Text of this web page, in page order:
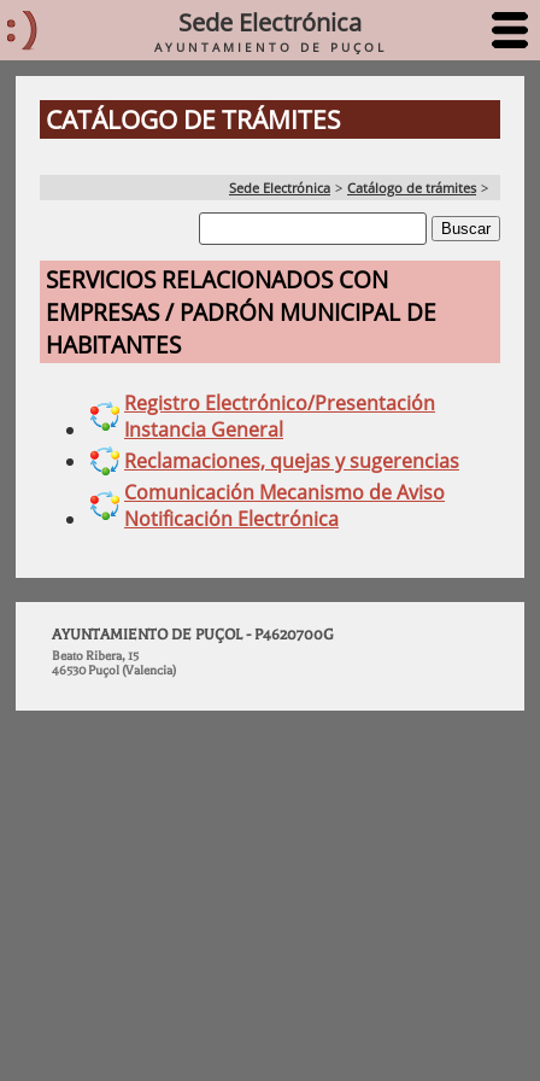
Sede Electrónica
AYUNTAMIENTO DE PUÇOL
CATÁLOGO DE TRÁMITES
Sede Electrónica > Catálogo de trámites >
SERVICIOS RELACIONADOS CON
EMPRESAS / PADRÓN MUNICIPAL DE
HABITANTES
Registro Electrónico/Presentación
Instancia General
Reclamaciones, quejas y sugerencias
Comunicación Mecanismo de Aviso
Notificación Electrónica
AYUNTAMIENTO DE PUÇOL - P4620700G
Beato Ribera, 15
46530 Puçol (Valencia)